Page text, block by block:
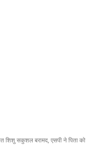
सकुशल बरामद, एसपी ने पिता को